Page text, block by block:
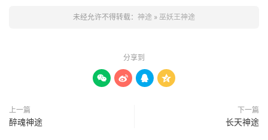
未经允许不得转载： 神途 » 巫妖王神途
分享到
   
上一篇
醉魂神途
下一篇
长天神途